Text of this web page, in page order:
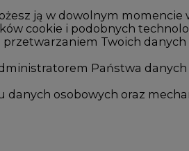
Rok 2022 na CIRE
rynkowe
ją w dowolnym
cookie i podobnych
Twoich danych
Państwa
osobowych oraz